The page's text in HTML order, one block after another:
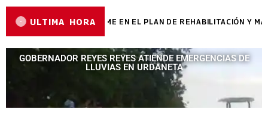
ULTIMA HORA
AVANZA A PASO FIRME EN EL PLAN DE REHABILITACIÓN Y
GOBERNADOR REYES REYES ATIENDE EMERGENCIAS DE
LLUVIAS EN URDANETA